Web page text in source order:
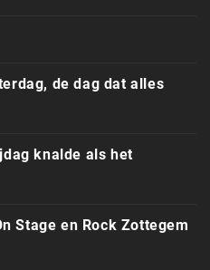
de dag dat alles
knalde als het
Stage en Rock Zottegem